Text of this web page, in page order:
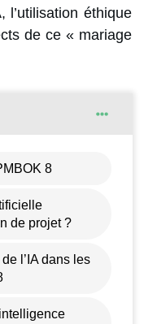
l’utilisation éthique
de ce « mariage
8
de projet ?
l’IA dans les